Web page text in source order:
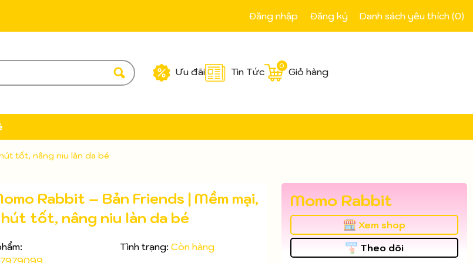
Đăng nhập Đăng ký Danh sách yêu thích (0)
Ưu đãi Tin Tức Giỏ hàng
0
tốt, nâng niu làn da bé
Rabbit – Bản Friends | Mềm mại,
tốt, nâng niu làn da bé
Tình trạng: Còn hàng
Momo Rabbit
Xem shop
Theo dõi